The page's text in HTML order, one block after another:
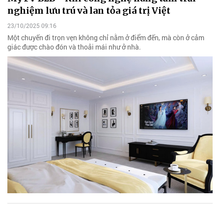
nghiệm lưu trú và lan tỏa giá trị Việt
23/10/2025 09:16
Một chuyến đi trọn vẹn không chỉ nằm ở điểm đến, mà còn ở cảm
giác được chào đón và thoải mái như ở nhà.